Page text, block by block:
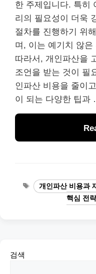
한 주제입니다. 특히
리의 필요성이 더욱
절차를 진행하기 위
며, 이는 예기치 않
따라서, 개인파산을
조언을 받는 것이 필
인파산 비용을 줄이
이 되는 다양한 팁과
Tags
개인파산 비용과
핵심 전
검색